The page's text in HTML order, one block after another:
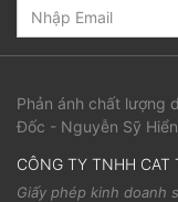
Phản ánh chất lượng
Đốc - Nguyễn Sỹ
CÔNG TY TNHH CAT
Giấy phép kinh doanh